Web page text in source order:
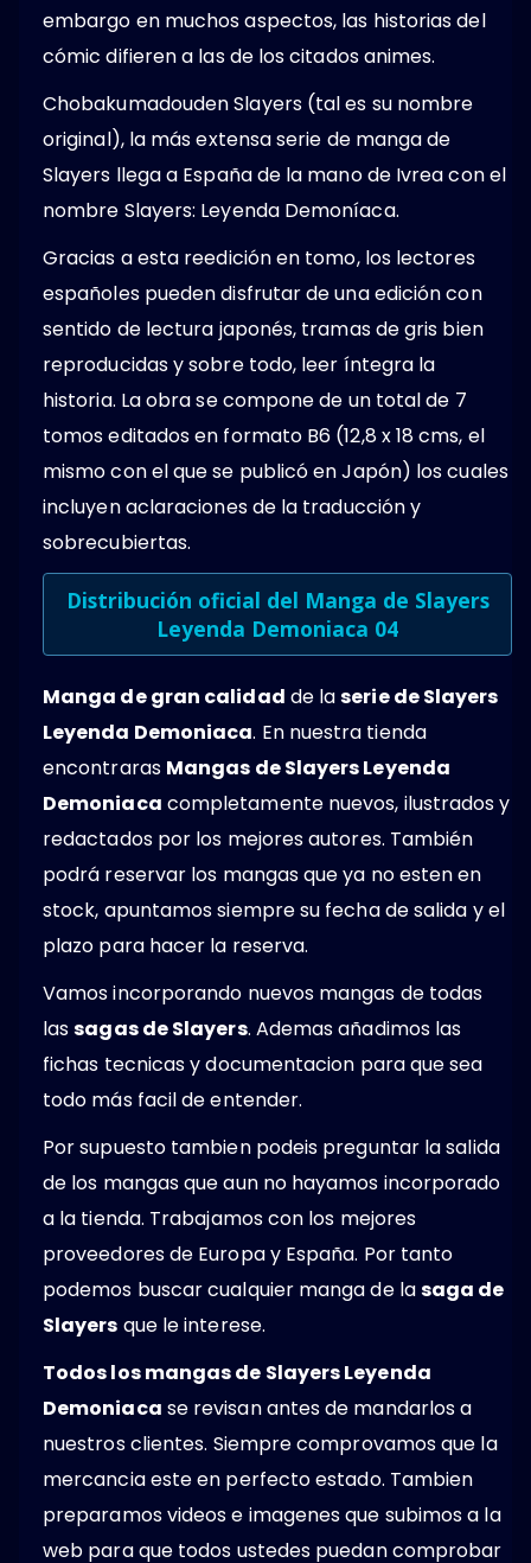
embargo en muchos aspectos, las historias del
cómic difieren a las de los citados animes.
Chobakumadouden Slayers (tal es su nombre
original), la más extensa serie de manga de
Slayers llega a España de la mano de Ivrea con el
nombre Slayers: Leyenda Demoníaca.
Gracias a esta reedición en tomo, los lectores
españoles pueden disfrutar de una edición con
sentido de lectura japonés, tramas de gris bien
reproducidas y sobre todo, leer íntegra la
historia. La obra se compone de un total de 7
tomos editados en formato B6 (12,8 x 18 cms, el
mismo con el que se publicó en Japón) los cuales
incluyen aclaraciones de la traducción y
sobrecubiertas.
Distribución oficial del Manga de Slayers
Leyenda Demoniaca 04
Manga de gran calidad de laserie de Slayers
Leyenda Demoniaca. En nuestra tienda
encontraras Mangas de Slayers Leyenda
Demoniaca completamente nuevos, ilustrados y
redactados por los mejores autores. También
podrá reservar los mangas que ya no esten en
stock, apuntamos siempre su fecha de salida y el
plazo para hacer la reserva.
Vamos incorporando nuevos mangas de todas
lassagas de Slayers. Ademas añadimos las
fichas tecnicas y documentacion para que sea
todo más facil de entender.
Por supuesto tambien podeis preguntar la salida
de los mangas que aun no hayamos incorporado
a la tienda. Trabajamos con los mejores
proveedores de Europa y España. Por tanto
podemos buscar cualquier manga de lasaga de
Slayers que le interese.
Todos los mangas de Slayers Leyenda
Demoniaca se revisan antes de mandarlos a
nuestros clientes. Siempre comprovamos que la
mercancia este en perfecto estado. Tambien
preparamos videos e imagenes que subimos a la
web para que todos ustedes puedan comprobar